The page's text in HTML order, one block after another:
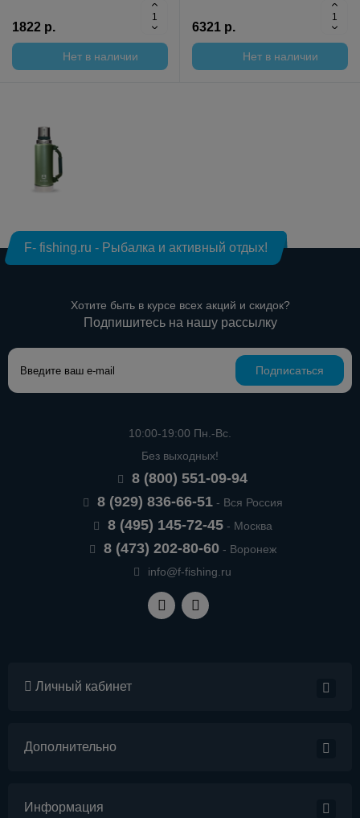
1822 р.
Нет в наличии
6321 р.
Нет в наличии
F- fishing.ru - Рыбалка и активный отдых!
Хотите быть в курсе всех акций и скидок?
Подпишитесь на нашу рассылку
Подписаться
10:00-19:00 Пн.-Вс.
Без выходных!
8 (800) 551-09-94
8 (929) 836-66-51- Вся Россия
8 (495) 145-72-45- Москва
8 (473) 202-80-60- Воронеж
info@f-fishing.ru
Личный кабинет
Дополнительно
Информация